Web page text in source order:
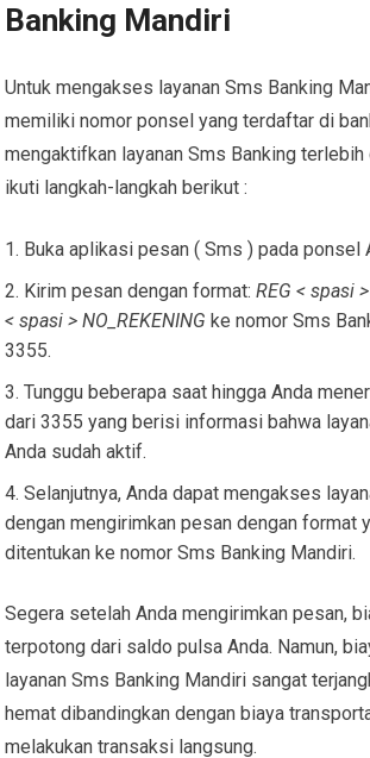
Banking Mandiri
Untuk mengakses layanan Sms Banking
memiliki nomor ponsel yang terdaftar di
mengaktifkan layanan Sms Banking terlebih
ikuti langkah-langkah berikut :
Buka aplikasi pesan ( Sms ) pada ponsel
Kirim pesan dengan format:REG < spasi
< spasi > NO_REKENING ke nomor Sms
3355.
Tunggu beberapa saat hingga Anda
dari 3355 yang berisi informasi bahwa
Anda sudah aktif.
Selanjutnya, Anda dapat mengakses
dengan mengirimkan pesan dengan format
ditentukan ke nomor Sms Banking Mandiri.
Segera setelah Anda mengirimkan pesan,
terpotong dari saldo pulsa Anda. Namun,
layanan Sms Banking Mandiri sangat
hemat dibandingkan dengan biaya
melakukan transaksi langsung.